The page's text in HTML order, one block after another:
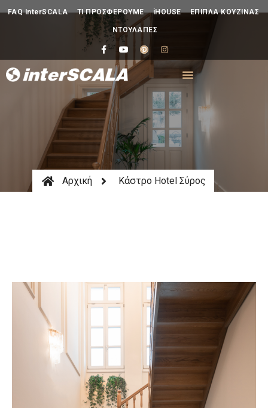
FAQ InterSCALA ΤΙ ΠΡΟΣΦΕΡΟΥΜΕ iHOUSE ΕΠΙΠΛΑ ΚΟΥΖΙΝΑΣ
ΝΤΟΥΛΑΠΕΣ
Αρχική Κάστρο Hotel Σύρος